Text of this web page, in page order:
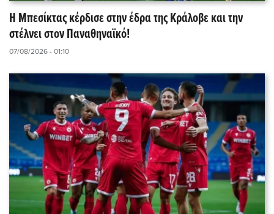
Η Μπεσίκτας κέρδισε στην έδρα της Κράλοβε και την
στέλνει στον Παναθηναϊκό!
07/08/2026 - 01:10